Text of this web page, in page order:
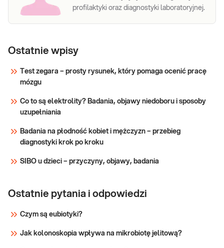
profilaktyki oraz diagnostyki laboratoryjnej.
Ostatnie wpisy
Test zegara – prosty rysunek, który pomaga ocenić pracę
mózgu
Co to są elektrolity? Badania, objawy niedoboru i sposoby
uzupełniania
Badania na płodność kobiet i mężczyzn – przebieg
diagnostyki krok po kroku
SIBO u dzieci – przyczyny, objawy, badania
Ostatnie pytania i odpowiedzi
Czym są eubiotyki?
Jak kolonoskopia wpływa na mikrobiotę jelitową?